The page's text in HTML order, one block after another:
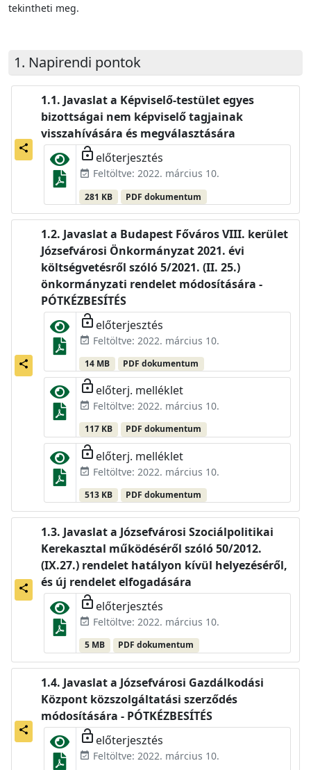
tekintheti meg.
Napirendi pontok
share
Javaslat a Képviselő-testület egyes
bizottságai nem képviselő tagjainak
visszahívására és megválasztására
lock_open előterjesztés
event_available Feltöltve: 2022. március 10.
281 KB PDF dokumentum
share
Javaslat a Budapest Főváros VIII. kerület
Józsefvárosi Önkormányzat 2021. évi
költségvetésről szóló 5/2021. (II. 25.)
önkormányzati rendelet módosítására -
PÓTKÉZBESÍTÉS
lock_open előterjesztés
event_available Feltöltve: 2022. március 10.
14 MB PDF dokumentum
lock_open előterj. melléklet
event_available Feltöltve: 2022. március 10.
117 KB PDF dokumentum
lock_open előterj. melléklet
event_available Feltöltve: 2022. március 10.
513 KB PDF dokumentum
share
Javaslat a Józsefvárosi Szociálpolitikai
Kerekasztal működéséről szóló 50/2012.
(IX.27.) rendelet hatályon kívül helyezéséről,
és új rendelet elfogadására
lock_open előterjesztés
event_available Feltöltve: 2022. március 10.
5 MB PDF dokumentum
share
Javaslat a Józsefvárosi Gazdálkodási
Központ közszolgáltatási szerződés
módosítására - PÓTKÉZBESÍTÉS
lock_open előterjesztés
event_available Feltöltve: 2022. március 10.